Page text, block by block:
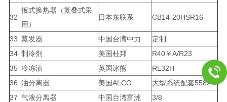
32
扳式换热器（复叠式采
用）
日本东联系 CB14-20HSR16
33 蒸发器 中国台湾中力
定制
34 制冷剂 美国杜邦
R40￥A/R23
35 冷冻油 英国冰熊
RL32H
36 油分离器 美国ALCO
大型系统配套55824
37 气液分离器 中国台湾富洲
3/8